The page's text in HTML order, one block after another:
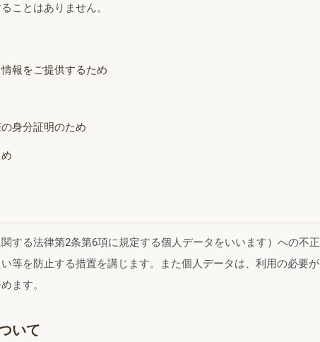
ことはありません。
報をご提供するため
身分証明のため
する法律第2条第6項に規定する個人データをいいます）への不正
等を防止する措置を講じます。また個人データは、利用の必要が
ます。
いて